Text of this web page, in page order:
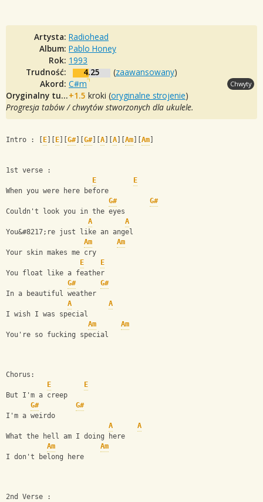
Artysta: Radiohead
Album: Pablo Honey
Rok: 1993
Trudność:
4.25 (zaawansowany)
Akord: C#m Chwyty
Oryginalny tuning:+1.5 kroki (oryginalne strojenie)
Progresja tabów / chwytów stworzonych dla ukulele.
Intro : [ E E G#][ G#][ A A Am Am
1st verse :
E
E
When you were here before
G#
G#
Couldn't look you in the eyes
A
A
You&#8217;re just like an angel
Am
Am
Your skin makes me cry
E
E
You float like a feather
G#
G#
In a beautiful weather
A
A
I wish I was special
Am
Am
You're so fucking special
Chorus:
E
E
But I'm a creep
G#
G#
I'm a weirdo
A
A
What the hell am I doing here
Am
Am
I don't belong here
2nd Verse :